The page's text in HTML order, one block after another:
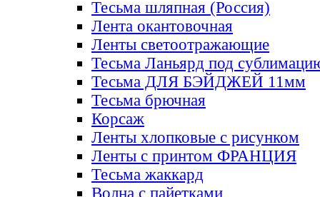
Тесьма шляпная (Россия)
Лента окантовочная
Ленты светоотражающие
Тесьма Ланьярд под
Тесьма ДЛЯ БЭЙДЖЕЙ 11мм
Тесьма брючная
Корсаж
Ленты хлопковые с рисунком
Ленты с принтом ФРАНЦИЯ
Тесьма жаккард
Волна с пайетками